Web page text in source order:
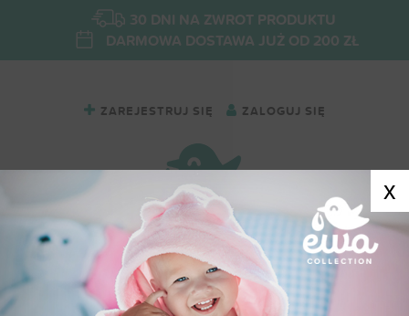
30 DNI NA ZWROT PRODUKTU
DARMOWA DOSTAWA JUŻ OD 200 ZŁ
ZAREJESTRUJ SIĘ ZALOGUJ SIĘ
x